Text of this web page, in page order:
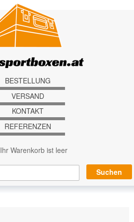
BESTELLUNG
VERSAND
KONTAKT
REFERENZEN
Ihr Warenkorb ist leer